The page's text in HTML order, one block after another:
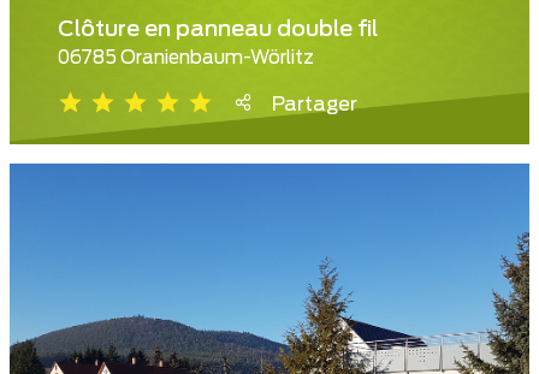
Clôture en panneau double fil
06785 Oranienbaum-Wörlitz
Partager